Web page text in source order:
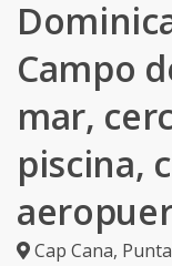
Campo
mar,
piscina,
Cap Cana,